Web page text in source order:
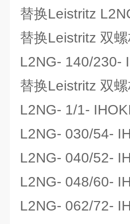
替换Leistritz
替换Leistritz 双
L2NG- 140/230-
替换Leistritz 双
L2NG- 1/1-
L2NG- 030/54-
L2NG- 040/52-
L2NG- 048/60-
L2NG- 062/72-